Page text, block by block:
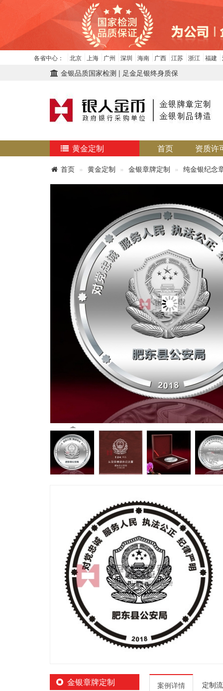
各省中心： 北京 上海 广州 深圳 海南 广西 江苏 浙江 福建
金银品质国家检测 | 足金足银终身质保
黄金定制 首页 资质许
首页 黄金定制 金银章牌定制 纯金银纪念
金银章牌定制 案例详情 定制